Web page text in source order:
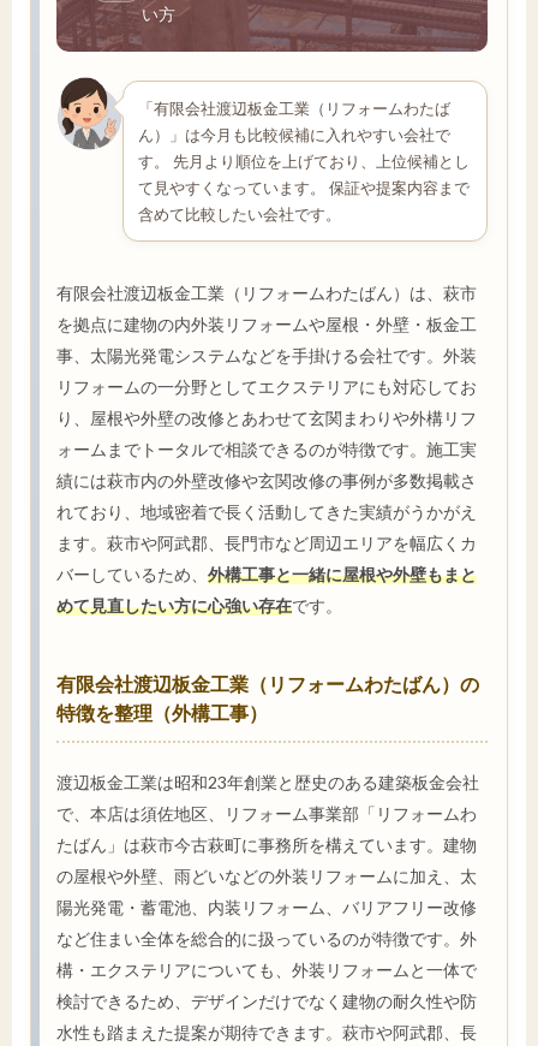
い方
「有限会社渡辺板金工業（リフォームわたば
ん）」は今月も比較候補に入れやすい会社で
す。 先月より順位を上げており、上位候補とし
て見やすくなっています。 保証や提案内容まで
含めて比較したい会社です。
有限会社渡辺板金工業（リフォームわたばん）は、萩市
を拠点に建物の内外装リフォームや屋根・外壁・板金工
事、太陽光発電システムなどを手掛ける会社です。外装
リフォームの一分野としてエクステリアにも対応してお
り、屋根や外壁の改修とあわせて玄関まわりや外構リフ
ォームまでトータルで相談できるのが特徴です。施工実
績には萩市内の外壁改修や玄関改修の事例が多数掲載さ
れており、地域密着で長く活動してきた実績がうかがえ
ます。萩市や阿武郡、長門市など周辺エリアを幅広くカ
バーしているため、 外構工事と一緒に屋根や外壁もまと
めて見直したい方に心強い存在です。
有限会社渡辺板金工業（リフォームわたばん）の
特徴を整理（外構工事）
渡辺板金工業は昭和23年創業と歴史のある建築板金会社
で、本店は須佐地区、リフォーム事業部「リフォームわ
たばん」は萩市今古萩町に事務所を構えています。建物
の屋根や外壁、雨どいなどの外装リフォームに加え、太
陽光発電・蓄電池、内装リフォーム、バリアフリー改修
など住まい全体を総合的に扱っているのが特徴です。外
構・エクステリアについても、外装リフォームと一体で
検討できるため、デザインだけでなく建物の耐久性や防
水性も踏まえた提案が期待できます。萩市や阿武郡、長